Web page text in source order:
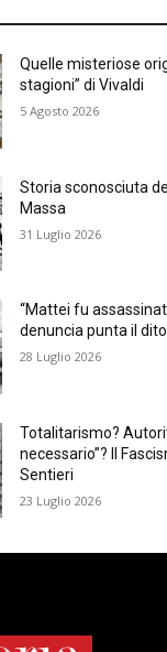
Quelle misteriose
stagioni” di Vivaldi
5 Agosto 2026
Storia sconosciuta
Massa
31 Luglio 2026
“Mattei fu
denuncia punta il
28 Luglio 2026
Totalitarismo?
necessario”? Il
Sentieri
23 Luglio 2026